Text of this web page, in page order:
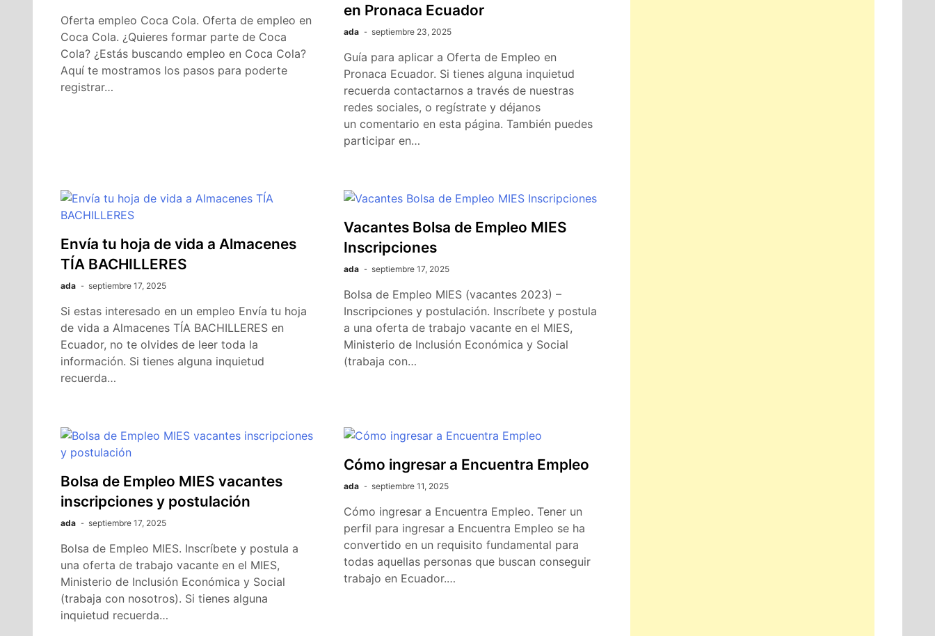
Oferta empleo Coca Cola. Oferta de empleo en
Coca Cola. ¿Quieres formar parte de Coca
Cola? ¿Estás buscando empleo en Coca Cola?
Aquí te mostramos los pasos para poderte
registrar…
en Pronaca Ecuador
ada septiembre 23, 2025
Guía para aplicar a Oferta de Empleo en
Pronaca Ecuador. Si tienes alguna inquietud
recuerda contactarnos a través de nuestras
redes sociales, o regístrate y déjanos
un comentario en esta página. También puedes
participar en…
Envía tu hoja de vida a Almacenes
TÍA BACHILLERES
ada septiembre 17, 2025
Si estas interesado en un empleo Envía tu hoja
de vida a Almacenes TÍA BACHILLERES en
Ecuador, no te olvides de leer toda la
información. Si tienes alguna inquietud
recuerda…
Vacantes Bolsa de Empleo MIES
Inscripciones
ada septiembre 17, 2025
Bolsa de Empleo MIES (vacantes 2023) –
Inscripciones y postulación. Inscríbete y postula
a una oferta de trabajo vacante en el MIES,
Ministerio de Inclusión Económica y Social
(trabaja con…
Bolsa de Empleo MIES vacantes
inscripciones y postulación
ada septiembre 17, 2025
Bolsa de Empleo MIES. Inscríbete y postula a
una oferta de trabajo vacante en el MIES,
Ministerio de Inclusión Económica y Social
(trabaja con nosotros). Si tienes alguna
inquietud recuerda…
Cómo ingresar a Encuentra Empleo
ada septiembre 11, 2025
Cómo ingresar a Encuentra Empleo. Tener un
perfil para ingresar a Encuentra Empleo se ha
convertido en un requisito fundamental para
todas aquellas personas que buscan conseguir
trabajo en Ecuador.…